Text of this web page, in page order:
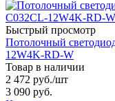
Быстрый просмотр
Потолочный
12W4K-RD-W
Товар в наличии
2 472 руб./шт
3 090 руб.